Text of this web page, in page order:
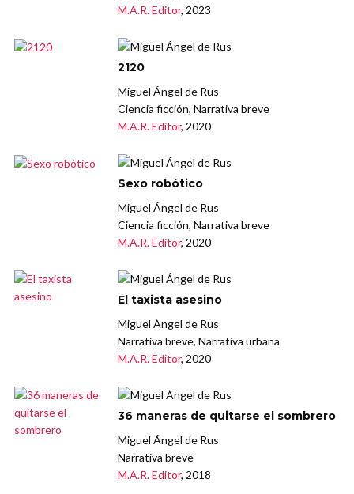
M.A.R. Editor, 2023
2120
Miguel Ángel de Rus
Ciencia ficción, Narrativa breve
M.A.R. Editor, 2020
Sexo robótico
Miguel Ángel de Rus
Ciencia ficción, Narrativa breve
M.A.R. Editor, 2020
El taxista asesino
Miguel Ángel de Rus
Narrativa breve, Narrativa urbana
M.A.R. Editor, 2020
36 maneras de quitarse el sombrero
Miguel Ángel de Rus
Narrativa breve
M.A.R. Editor, 2018